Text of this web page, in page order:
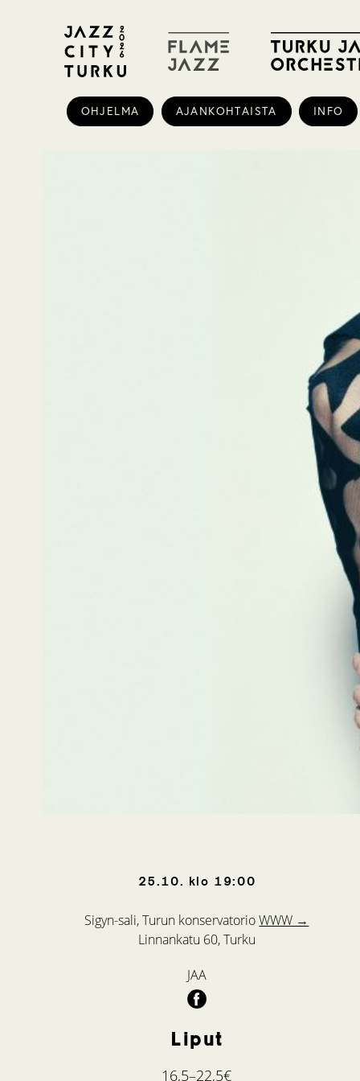
OHJELMA AJANKOHTAISTA INFO
25.10. klo 19:00
Sigyn-sali, Turun konservatorioWWW →
Linnankatu 60, Turku
JAA
Liput
16,5–22,5€